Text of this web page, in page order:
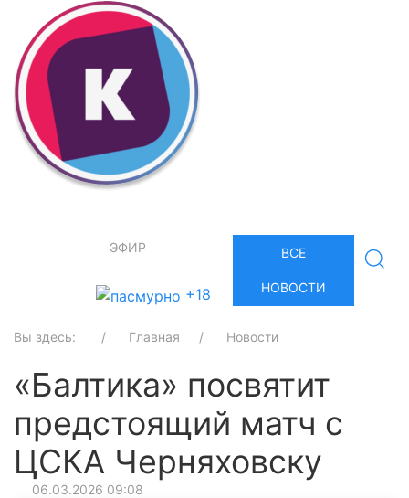
ЭФИР
+18
ВСЕ
НОВОСТИ
Вы здесь: Главная Новости
«Балтика» посвятит
предстоящий матч с
ЦСКА Черняховску
06.03.2026 09:08